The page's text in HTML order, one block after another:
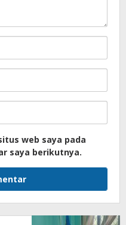
web saya pada
saya berikutnya.